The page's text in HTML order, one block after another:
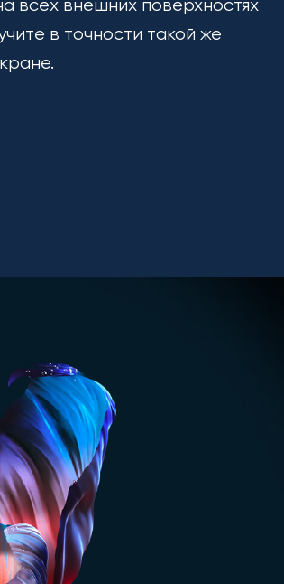
всех внешних поверхностях
в точности такой же